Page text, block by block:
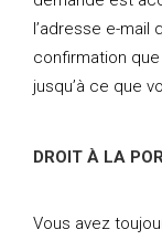
l’adresse e-mail
confirmation
jusqu’à ce que
DROIT À LA
Vous avez